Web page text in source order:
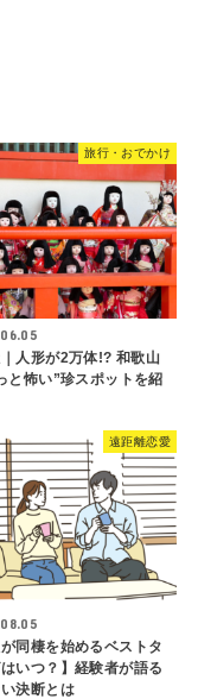
旅行・おでかけ
人形が2万体!? 和歌山
と怖い”珍スポットを紹
遠距離恋愛
が同棲を始めるベストタ
いつ？】経験者が語る
決断とは